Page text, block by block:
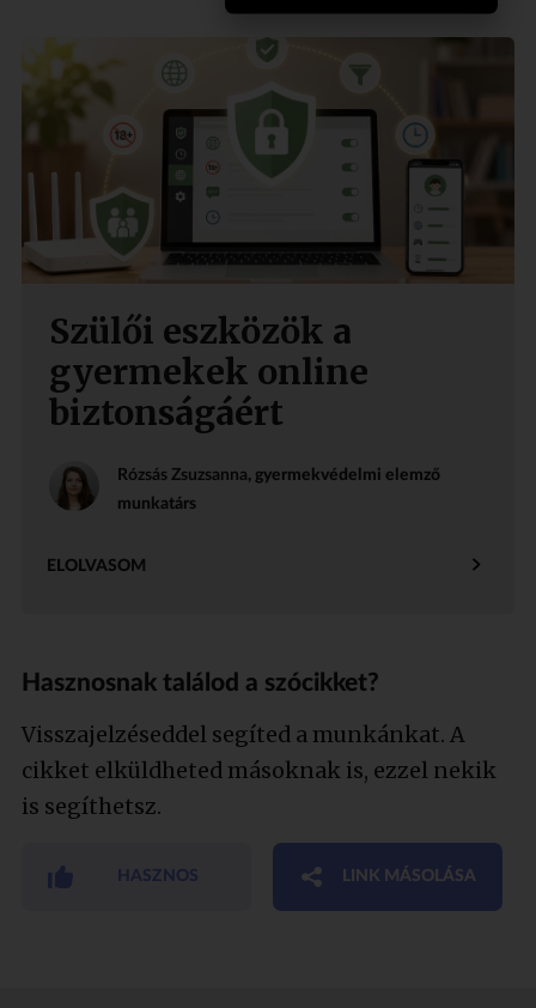
Szülői eszközök a
gyermekek online
biztonságáért
Rózsás Zsuzsanna, gyermekvédelmi elemző
munkatárs
ELOLVASOM
Hasznosnak találod a szócikket?
Visszajelzéseddel segíted a munkánkat. A
cikket elküldheted másoknak is, ezzel nekik
is segíthetsz.
HASZNOS LINK MÁSOLÁSA